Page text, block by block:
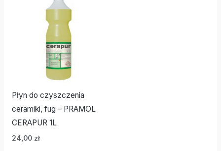
Płyn do czyszczenia
ceramiki, fug – PRAMOL
CERAPUR 1L
24,00 zł